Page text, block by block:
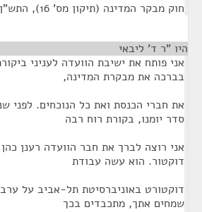
חוק מבקר המדינה (תיקון מס' 16), התש"ן-1990
היו "ר ד' ליבאי
אני פותח את ישיבת הוועדה לעניני
בברכה את מבקרת המדינה,
את חברי הכנסת ואת כל הנוכחים. לפני
סדר יומנו, בקורת רוח רבה
אני רוצה לברך את חבר הוועדה רענן
דוקטור. הוא עשה עבודת
דוקטורט באוניברסיטת תל-אביב על
שמחים אתך, מתכבדים בכך